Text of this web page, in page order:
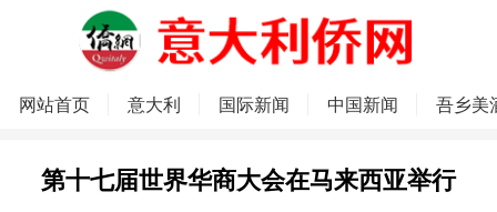
网站首页 意大利 国际新闻 中国新闻 吾乡美
第十七届世界华商大会在马来西亚举行